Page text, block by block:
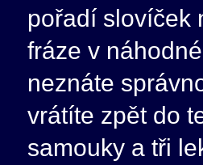
pořadí slovíček
fráze v
neznáte
vrátíte zpět do
samouky a tři